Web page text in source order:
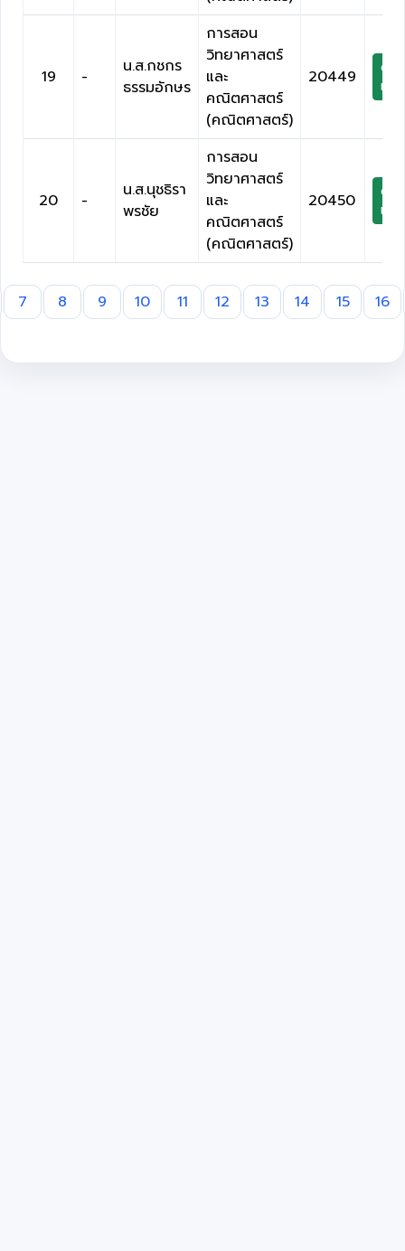
19 -
น.ส.กชกร
ธรรมอักษร
การสอน
วิทยาศาสตร์
และ
คณิตศาสตร์
(คณิตศาสตร์)
20449
ดา
เกี
20 -
น.ส.นุชธิรา
พรชัย
การสอน
วิทยาศาสตร์
และ
คณิตศาสตร์
(คณิตศาสตร์)
20450
ดา
เกี
7 8 9 10 11 12 13 14 15 16